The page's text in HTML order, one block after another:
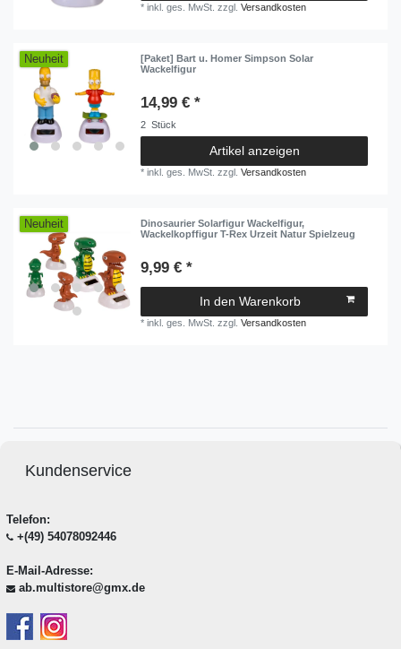
*inkl. ges. MwSt. zzgl.Versandkosten
Neuheit
[Paket] Bart u. Homer Simpson Solar
Wackelfigur
14,99 € *
2 Stück
Artikel anzeigen
*inkl. ges. MwSt. zzgl.Versandkosten
Neuheit
Dinosaurier Solarfigur Wackelfigur,
Wackelkopffigur T-Rex Urzeit Natur Spielzeug
9,99 € *
In den Warenkorb
*inkl. ges. MwSt. zzgl.Versandkosten
Kundenservice
Telefon:
+(49) 54078092446
E-Mail-Adresse:
ab.multistore@gmx.de